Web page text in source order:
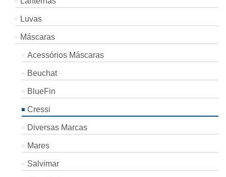
Luvas
Máscaras
Acessórios Máscaras
Beuchat
BlueFin
Cressi
Diversas Marcas
Mares
Salvimar